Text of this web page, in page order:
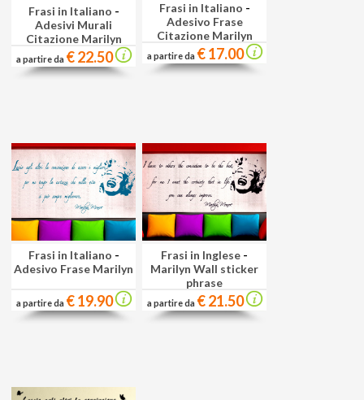
Frasi in Italiano -
Adesivi Murali
Citazione Marilyn
a partire da € 22.50
Frasi in Italiano -
Adesivo Frase
Citazione Marilyn
a partire da € 17.00
Frasi in Italiano -
Adesivo Frase Marilyn
a partire da € 19.90
Frasi in Inglese -
Marilyn Wall sticker
phrase
a partire da € 21.50